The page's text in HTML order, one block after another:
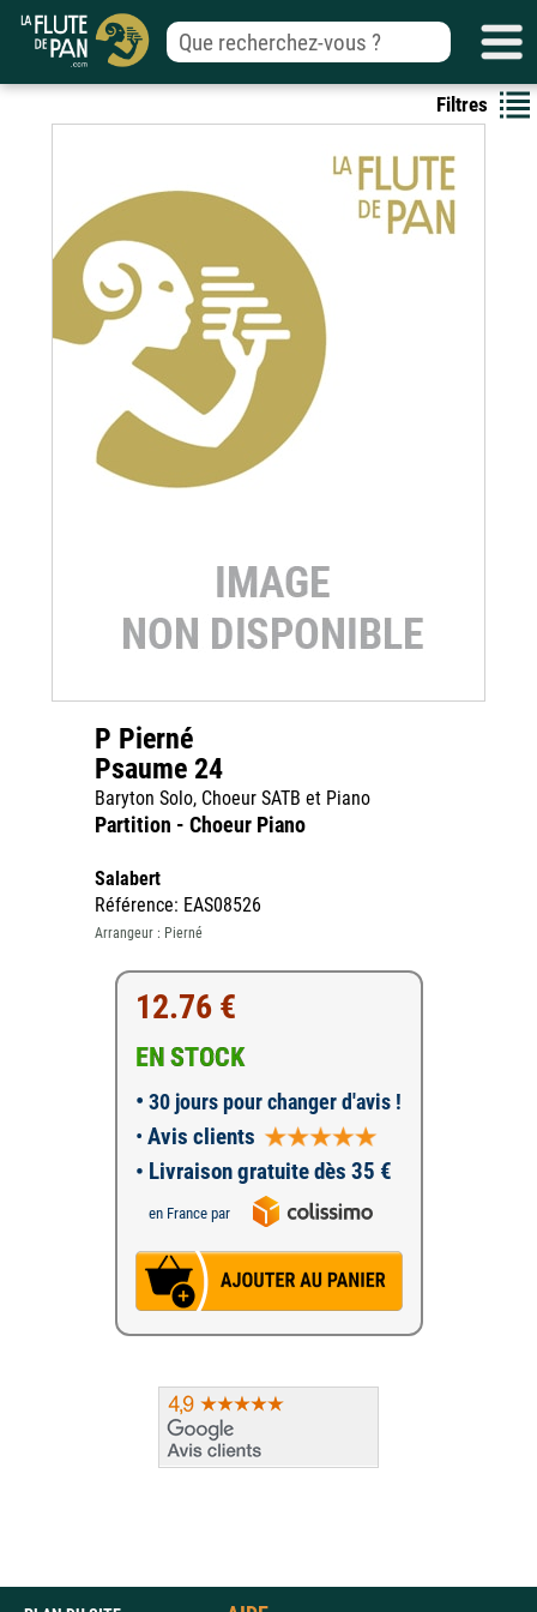
Filtres
P Pierné
Psaume 24
Baryton Solo, Choeur SATB et Piano
Partition - Choeur Piano
Salabert
Référence: EAS08526
Arrangeur : Pierné
12.76 €
EN STOCK
• 30 jours pour changer d'avis !
• Avis clients
• Livraison gratuite dès 35 €
en France par